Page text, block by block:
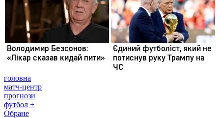
головна
матч-центр
прогнози
футбол +
Обране